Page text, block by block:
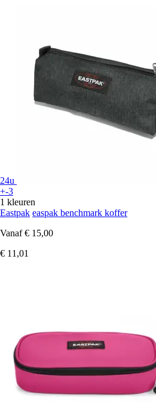
24u
+-3
1 kleuren
Eastpak easpak benchmark koffer
Vanaf € 15,00
€ 11,01